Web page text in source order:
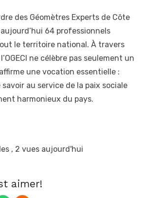
des Géomètres Experts de Côte
64 professionnels
le territoire national. À travers
ne célèbre pas seulement un
une vocation essentielle :
au service de la paix sociale
harmonieux du pays.
, 2 vues aujourd'hui
aimer!